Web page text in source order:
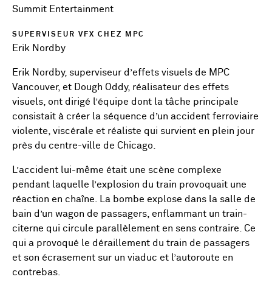
Summit Entertainment
SUPERVISEUR VFX CHEZ MPC
Erik Nordby
Erik Nordby, superviseur d’effets visuels de MPC
Vancouver, et Dough Oddy, réalisateur des effets
visuels, ont dirigé l’équipe dont la tâche principale
consistait à créer la séquence d’un accident ferroviaire
violente, viscérale et réaliste qui survient en plein jour
près du centre-ville de Chicago.
L’accident lui-même était une scène complexe
pendant laquelle l’explosion du train provoquait une
réaction en chaîne. La bombe explose dans la salle de
bain d’un wagon de passagers, enflammant un train-
citerne qui circule parallèlement en sens contraire. Ce
qui a provoqué le déraillement du train de passagers
et son écrasement sur un viaduc et l’autoroute en
contrebas.